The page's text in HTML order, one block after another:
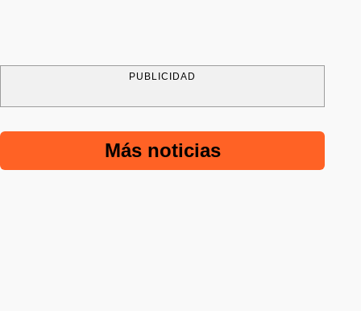
PUBLICIDAD
Más noticias